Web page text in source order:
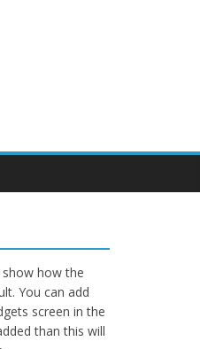
how the
You can add
screen in the
than this will